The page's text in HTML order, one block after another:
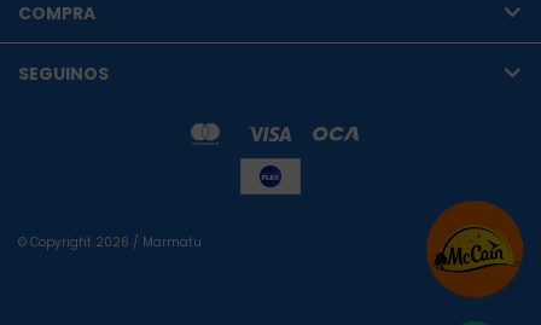
COMPRA
SEGUINOS
© Copyright 2026 / Marmatu